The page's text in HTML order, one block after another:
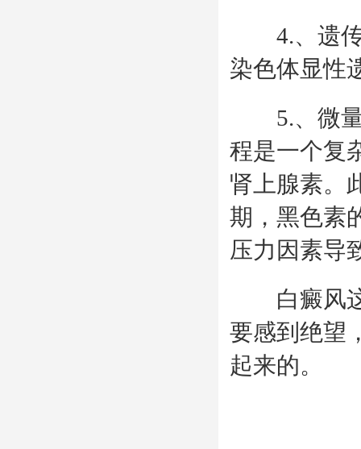
4.、遗传
染色体显性
5.、微量
程是一个复
肾上腺素。
期，黑色素
压力因素导
白癜风这
要感到绝望
起来的。